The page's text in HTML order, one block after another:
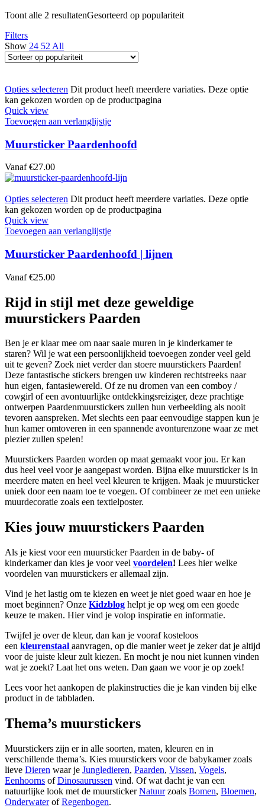
Toont alle 2 resultatenGesorteerd op populariteit
Filters
Show 24 52 All
Opties selecteren Dit product heeft meerdere variaties. Deze optie
kan gekozen worden op de productpagina
Quick view
Toevoegen aan verlanglijstje
Muursticker Paardenhoofd
Vanaf €27.00
Opties selecteren Dit product heeft meerdere variaties. Deze optie
kan gekozen worden op de productpagina
Quick view
Toevoegen aan verlanglijstje
Muursticker Paardenhoofd | lijnen
Vanaf €25.00
Rijd in stijl met deze geweldige
muurstickers Paarden
Ben je er klaar mee om naar saaie muren in je kinderkamer te
staren? Wil je wat een persoonlijkheid toevoegen zonder veel geld
uit te geven? Zoek niet verder dan stoere muurstickers Paarden!
Deze fantastische stickers brengen uw kinderen rechtstreeks naar
hun eigen, fantasiewereld. Of ze nu dromen van een comboy /
cowgirl of een avontuurlijke ontdekkingsreiziger, deze prachtige
ontwerpen Paardenmuurstickers zullen hun verbeelding als nooit
tevoren aanspreken. Met slechts een paar eenvoudige stappen kun je
hun kamer omtoveren in een spannende avonturenzone waar ze met
plezier zullen spelen!
Muurstickers Paarden worden op maat gemaakt voor jou. Er kan
dus heel veel voor je aangepast worden. Bijna elke muursticker is in
meerdere maten en heel veel kleuren te krijgen. Maak je muursticker
uniek door een naam toe te voegen. Of combineer ze met een unieke
muurdecoratie zoals een textielposter.
Kies jouw muurstickers Paarden
Als je kiest voor een muursticker Paarden in de baby- of
kinderkamer dan kies je voor veel voordelen! Lees hier welke
voordelen van muurstickers er allemaal zijn.
Vind je het lastig om te kiezen en weet je niet goed waar en hoe je
moet beginnen? Onze Kidzblog helpt je op weg om een goede
keuze te maken. Hier vind je volop inspiratie en informatie.
Twijfel je over de kleur, dan kan je vooraf kosteloos
een kleurenstaal aanvragen, op die manier weet je zeker dat je altijd
voor de juiste kleur zult kiezen. En mocht je nou niet kunnen vinden
wat je zoekt? Laat het ons weten. Dan gaan we voor je op zoek!
Lees voor het aankopen de plakinstructies die je kan vinden bij elke
product in de tabbladen.
Thema’s muurstickers
Muurstickers zijn er in alle soorten, maten, kleuren en in
verschillende thema’s. Kies muurstickers voor de babykamer zoals
lieve Dieren waar je Jungledieren, Paarden, Vissen, Vogels,
Eenhoorns ofDinosaurussen vind. Of wat dacht je van een
natuurlijke look met de muurstickerNatuurzoals Bomen, Bloemen,
OnderwaterofRegenbogen.